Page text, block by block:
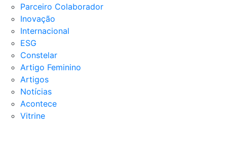
Parceiro Colaborador
Inovação
Internacional
ESG
Constelar
Artigo Feminino
Artigos
Notícias
Acontece
Vitrine